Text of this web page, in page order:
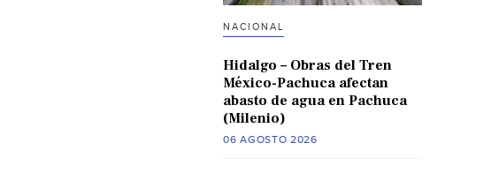
NACIONAL
Hidalgo – Obras del Tren
México-Pachuca afectan
abasto de agua en Pachuca
(Milenio)
06 AGOSTO 2026